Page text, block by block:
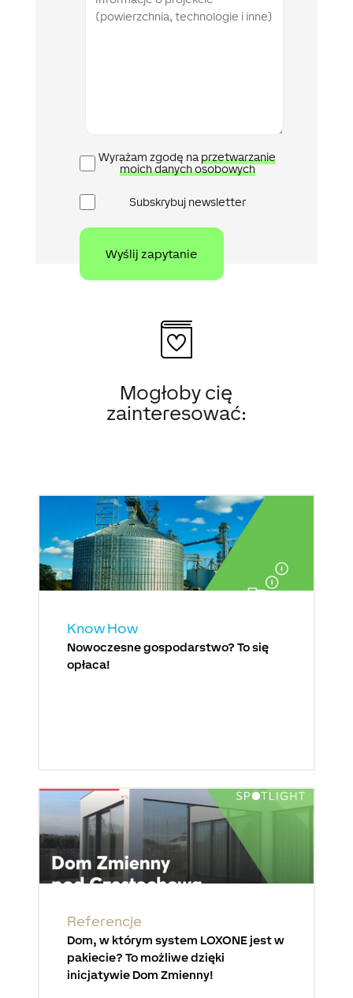
Polityka
prywatności
Wyrażam zgodę naprzetwarzanie
moich danych osobowych
Newsletter
Subskrybuj newsletter
Mogłoby cię
zainteresować:
Know How
Nowoczesne gospodarstwo? To się
opłaca!
Referencje
Dom, w którym system LOXONE jest w
pakiecie? To możliwe dzięki
inicjatywie Dom Zmienny!